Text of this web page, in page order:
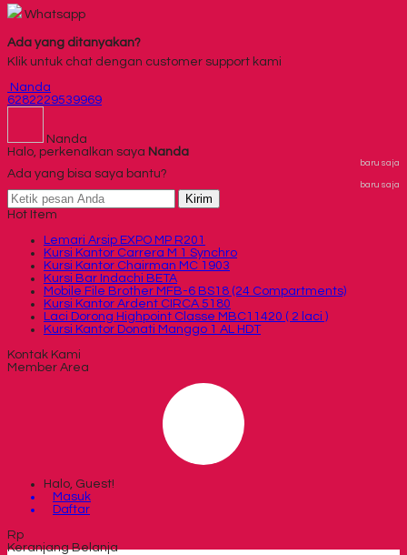
Whatsapp
Ada yang ditanyakan?
Klik untuk chat dengan customer support kami
Nanda
6282229539969
Nanda
Halo, perkenalkan saya Nanda
baru saja
Ada yang bisa saya bantu?
baru saja
Kirim
Hot Item
Lemari Arsip EXPO MP R201
Kursi Kantor Carrera M 1 Synchro
Kursi Kantor Chairman MC 1903
Kursi Bar Indachi BETA
Mobile File Brother MFB-6 BS18 (24 Compartments)
Kursi Kantor Ardent CIRCA 5180
Laci Dorong Highpoint Classe MBC11420 ( 2 laci )
Kursi Kantor Donati Manggo 1 AL HDT
Kontak Kami
Member Area
Halo, Guest!
Masuk
Daftar
Rp
Keranjang Belanja